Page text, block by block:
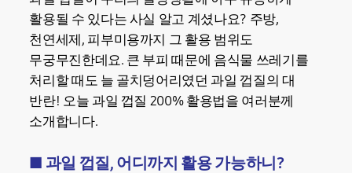
활용될 수 있다는 사실 알고 계셨나요? 주방,
천연세제, 피부미용까지 그 활용 범위도
무궁무진한데요. 큰 부피 때문에 음식물 쓰레기를
처리할 때도 늘 골치덩어리였던 과일 껍질의 대
반란! 오늘 과일 껍질 200% 활용법을 여러분께
소개합니다.
■ 과일 껍질, 어디까지 활용 가능하니?